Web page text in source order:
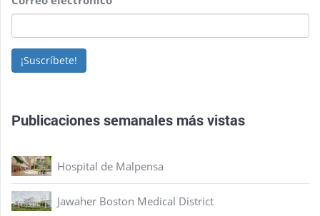
¡Suscríbete!
Publicaciones semanales más vistas
Hospital de Malpensa
Jawaher Boston Medical District